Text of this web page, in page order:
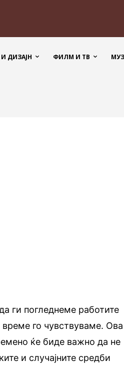
ДИЗАЈН ФИЛМ И ТВ
ги погледнеме работите
го чувствуваме.
ќе биде важно да не
и случајните средби